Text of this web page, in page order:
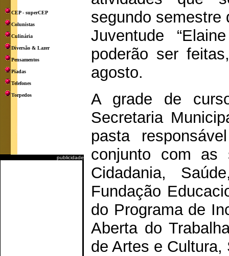
CEP - superCEP
Colunistas
Culinária
Diversão & Lazer
Pensamentos
Piadas
Telefones
Torpedos
publicidade
segundo semestre
Juventude
poderão ser
agosto.
A grade de
Secretaria
pasta
conjunto com as
Cidadania,
Fundação
do Programa de
Aberta do
de Artes e